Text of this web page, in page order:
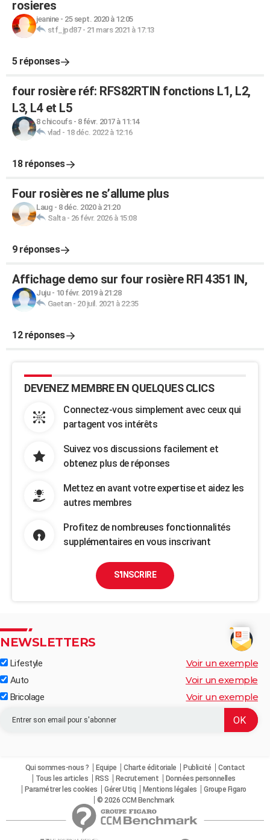
rosieres
jeanine- 25 sept. 2020 à 12:05
stf_jpd87- 21 mars 2021 à 17:13
5 réponses
four rosière réf: RFS82RTIN fonctions L1, L2,
L3, L4 et L5
8 chicoufs- 8 févr. 2017 à 11:14
vlad - 18 déc. 2022 à 12:16
18 réponses
Four rosières ne s’allume plus
Laug - 8 déc. 2020 à 21:20
Salta- 26 févr. 2026 à 15:08
9 réponses
Affichage demo sur four rosière RFI 4351 IN,
Juju- 10 févr. 2019 à 21:28
Gaetan- 20 juil. 2021 à 22:35
12 réponses
DEVENEZ MEMBRE EN QUELQUES CLICS
Connectez-vous simplement avec ceux qui
partagent vos intérêts
Suivez vos discussions facilement et
obtenez plus de réponses
Mettez en avant votre expertise et aidez les
autres membres
Profitez de nombreuses fonctionnalités
supplémentaires en vous inscrivant
S'INSCRIRE
NEWSLETTERS
Lifestyle Voir un exemple
Auto Voir un exemple
Bricolage Voir un exemple
Qui sommes-nous ? Equipe Charte éditoriale Publicité
Contact
Tous les articles
RSS Recrutement
Données personnelles
Paramétrer les cookies
Gérer Utiq Mentions légales
Groupe Figaro
© 2026 CCM Benchmark